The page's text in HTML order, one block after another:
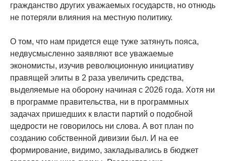
гражданство других уважаемых государств, но отнюдь
не потеряли влияния на местную политику.
О том, что нам придется еще туже затянуть пояса,
недвусмысленно заявляют все уважаемые
экономисты, изучив революционную инициативу
правящей элиты в 2 раза увеличить средства,
выделяемые на оборону начиная с 2026 года. Хотя ни
в программе правительства, ни в программных
задачах пришедших к власти партий о подобной
щедрости не говорилось ни слова. А вот план по
созданию собственной дивизии был. И на ее
формирование, видимо, закладывались в бюджет